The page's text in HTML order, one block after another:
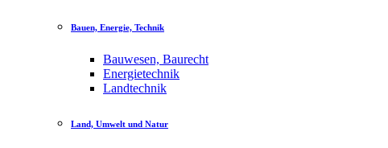
Bauen, Energie, Technik
Bauwesen, Baurecht
Energietechnik
Landtechnik
Land, Umwelt und Natur